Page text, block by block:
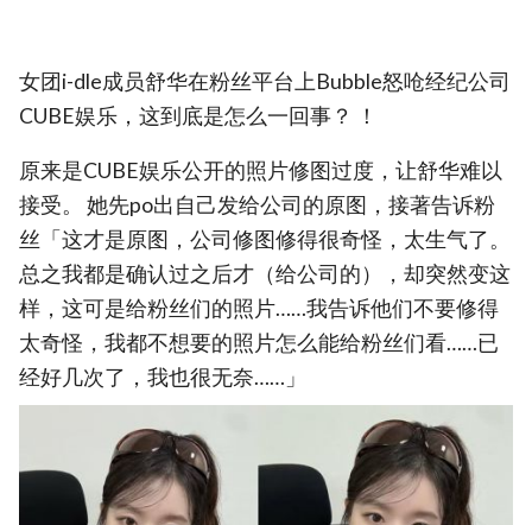
女团i-dle成员舒华在粉丝平台上Bubble怒呛经纪公司
CUBE娱乐，这到底是怎么一回事？ ！
原来是CUBE娱乐公开的照片修图过度，让舒华难以
接受。 她先po出自己发给公司的原图，接著告诉粉
丝「这才是原图，公司修图修得很奇怪，太生气了。
总之我都是确认过之后才（给公司的），却突然变这
样，这可是给粉丝们的照片……我告诉他们不要修得
太奇怪，我都不想要的照片怎么能给粉丝们看……已
经好几次了，我也很无奈……」